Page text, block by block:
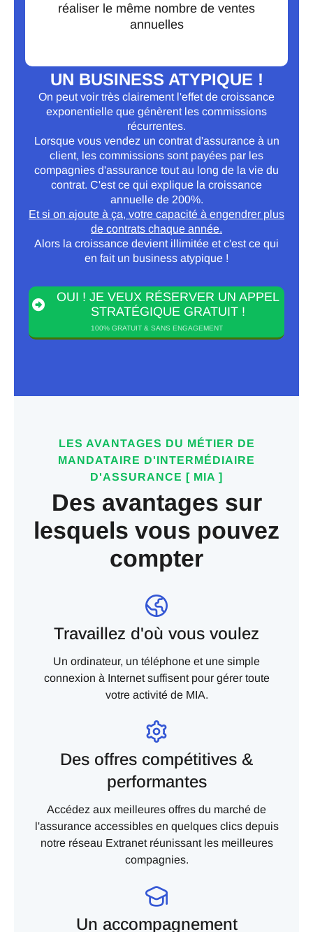
réaliser le même nombre de ventes
annuelles
UN BUSINESS ATYPIQUE !
On peut voir très clairement l'effet de croissance
exponentielle que génèrent les commissions
récurrentes.
Lorsque vous vendez un contrat d'assurance à un
client, les commissions sont payées par les
compagnies d'assurance tout au long de la vie du
contrat. C'est ce qui explique la croissance
annuelle de 200%.
Et si on ajoute à ça, votre capacité à engendrer plus
de contrats chaque année.
Alors la croissance devient illimitée et c'est ce qui
en fait un business atypique !
OUI ! JE VEUX RÉSERVER UN APPEL
STRATÉGIQUE GRATUIT !
100% GRATUIT & SANS ENGAGEMENT
LES AVANTAGES DU MÉTIER DE
MANDATAIRE D'INTERMÉDIAIRE
D'ASSURANCE [ MIA ]
Des avantages sur
lesquels vous pouvez
compter
Travaillez d'où vous voulez
Un ordinateur, un téléphone et une simple
connexion à Internet suffisent pour gérer toute
votre activité de MIA.
Des offres compétitives &
performantes
Accédez aux meilleures offres du marché de
l'assurance accessibles en quelques clics depuis
notre réseau Extranet réunissant les meilleures
compagnies.
Un accompagnement